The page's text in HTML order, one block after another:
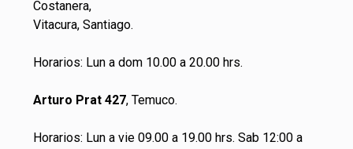
Costanera,
Vitacura, Santiago.
Horarios: Lun a dom 10.00 a 20.00 hrs.
Arturo Prat 427, Temuco.
Horarios: Lun a vie 09.00 a 19.00 hrs. Sab 12:00 a